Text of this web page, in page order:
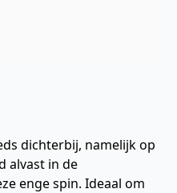
dichterbij, namelijk op
alvast in de
enge spin. Ideaal om